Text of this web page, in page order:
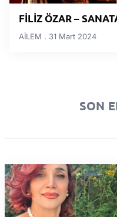
FİLİZ ÖZAR –
AİLEM 31 Mart 2024
SON